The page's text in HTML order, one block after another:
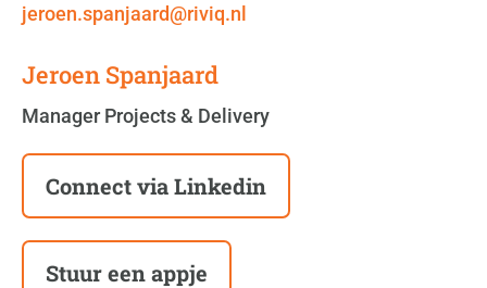
jeroen.spanjaard@riviq.nl
Jeroen Spanjaard
Manager Projects & Delivery
Connect via Linkedin
Stuur een appje